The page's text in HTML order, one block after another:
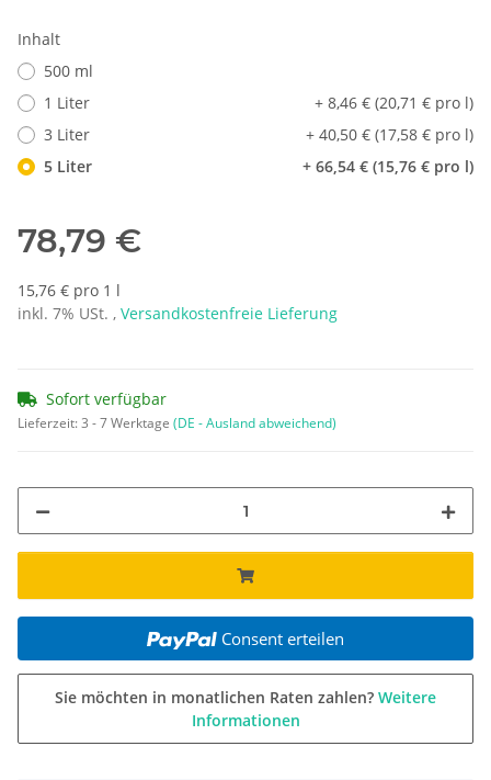
Inhalt
500 ml
1 Liter
+ 8,46 € (20,71 € pro l)
3 Liter
+ 40,50 € (17,58 € pro l)
5 Liter
+ 66,54 € (15,76 € pro l)
78,79 €
15,76 € pro 1 l
inkl. 7% USt. , Versandkostenfreie Lieferung
Sofort verfügbar
Lieferzeit:3 - 7 Werktage (DE - Ausland abweichend)
Consent erteilen
Sie möchten in monatlichen Raten zahlen? Weitere
Informationen